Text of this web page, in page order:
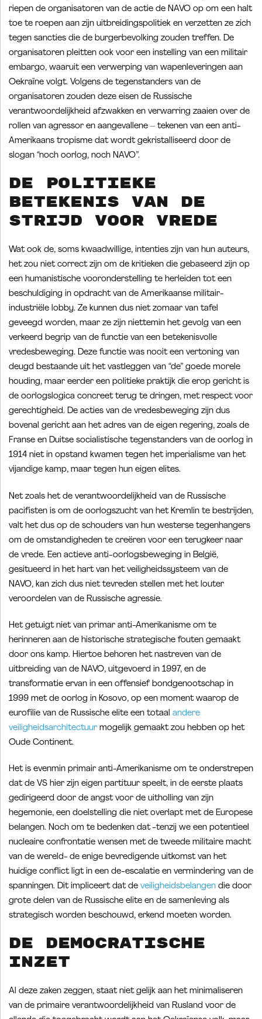
riepen de organisatoren van de actie de NAVO op om een halt
toe te roepen aan zijn uitbreidingspolitiek en verzetten ze zich
tegen sancties die de burgerbevolking zouden treffen. De
organisatoren pleitten ook voor een instelling van een militair
embargo, waaruit een verwerping van wapenleveringen aan
Oekraïne volgt. Volgens de tegenstanders van de
organisatoren zouden deze eisen de Russische
verantwoordelijkheid afzwakken en verwarring zaaien over de
rollen van agressor en aangevallene – tekenen van een anti-
Amerikaans tropisme dat wordt gekristalliseerd door de
slogan “noch oorlog, noch NAVO”.
De politieke
betekenis van de
strijd voor vrede
Wat ook de, soms kwaadwillige, intenties zijn van hun auteurs,
het zou niet correct zijn om de kritieken die gebaseerd zijn op
een humanistische vooronderstelling te herleiden tot een
beschuldiging in opdracht van de Amerikaanse militair-
industriële lobby. Ze kunnen dus niet zomaar van tafel
geveegd worden, maar ze zijn niettemin het gevolg van een
verkeerd begrip van de functie van een betekenisvolle
vredesbeweging. Deze functie was nooit een vertoning van
deugd bestaande uit het vastleggen van “de” goede morele
houding, maar eerder een politieke praktijk die erop gericht is
de oorlogslogica concreet terug te dringen, met respect voor
gerechtigheid. De acties van de vredesbeweging zijn dus
bovenal gericht aan het adres van de eigen regering, zoals de
Franse en Duitse socialistische tegenstanders van de oorlog in
1914 niet in opstand kwamen tegen het imperialisme van het
vijandige kamp, maar tegen hun eigen elites.
Net zoals het de verantwoordelijkheid van de Russische
pacifisten is om de oorlogszucht van het Kremlin te bestrijden,
valt het dus op de schouders van hun westerse tegenhangers
om de omstandigheden te creëren voor een terugkeer naar
de vrede. Een actieve anti-oorlogsbeweging in België,
gesitueerd in het hart van het veiligheidssysteem van de
NAVO, kan zich dus niet tevreden stellen met het louter
veroordelen van de Russische agressie.
Het getuigt niet van primar anti-Amerikanisme om te
herinneren aan de historische strategische fouten gemaakt
door ons kamp. Hiertoe behoren het nastreven van de
uitbreiding van de NAVO, uitgevoerd in 1997, en de
transformatie ervan in een offensief bondgenootschap in
1999 met de oorlog in Kosovo, op een moment waarop de
eurofilie van de Russische elite een totaal andere
veiligheidsarchitectuur mogelijk gemaakt zou hebben op het
Oude Continent.
Het is evenmin primair anti-Amerikanisme om te onderstrepen
dat de VS hier zijn eigen partituur speelt, in de eerste plaats
gedirigeerd door de angst voor de uitholling van zijn
hegemonie, een doelstelling die niet overlapt met de Europese
belangen. Noch om te bedenken dat -tenzij we een potentieel
nucleaire confrontatie wensen met de tweede militaire macht
van de wereld- de enige bevredigende uitkomst van het
huidige conflict ligt in een de-escalatie en vermindering van de
spanningen. Dit impliceert dat de veiligheidsbelangen die door
grote delen van de Russische elite en de samenleving als
strategisch worden beschouwd, erkend moeten worden.
De democratische
inzet
Al deze zaken zeggen, staat niet gelijk aan het minimaliseren
van de primaire verantwoordelijkheid van Rusland voor de